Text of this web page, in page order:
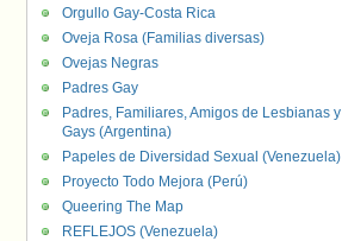
Orgullo Gay-Costa Rica
Oveja Rosa (Familias diversas)
Ovejas Negras
Padres Gay
Padres, Familiares, Amigos de Lesbianas y
Gays (Argentina)
Papeles de Diversidad Sexual (Venezuela)
Proyecto Todo Mejora (Perú)
Queering The Map
REFLEJOS (Venezuela)